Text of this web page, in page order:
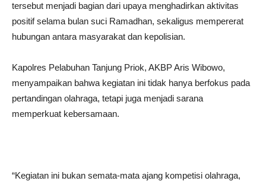
tersebut menjadi bagian dari upaya menghadirkan aktivitas
positif selama bulan suci Ramadhan, sekaligus mempererat
hubungan antara masyarakat dan kepolisian.
Kapolres Pelabuhan Tanjung Priok, AKBP Aris Wibowo,
menyampaikan bahwa kegiatan ini tidak hanya berfokus pada
pertandingan olahraga, tetapi juga menjadi sarana
memperkuat kebersamaan.
“Kegiatan ini bukan semata-mata ajang kompetisi olahraga,